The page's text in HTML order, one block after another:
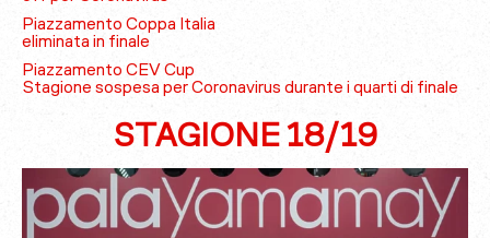
Piazzamento Coppa Italia
eliminata in finale
Piazzamento CEV Cup
Stagione sospesa per Coronavirus durante i quarti di finale
STAGIONE 18/19